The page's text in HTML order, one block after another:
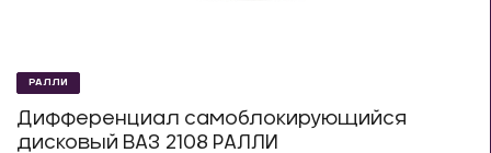
РАЛЛИ
Дифференциал самоблокирующийся
дисковый ВАЗ 2108 РАЛЛИ